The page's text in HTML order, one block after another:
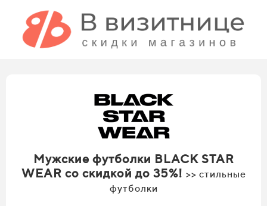
Мужские футболки BLACK STAR
WEAR со скидкой до 35%! >> стильные
футболки